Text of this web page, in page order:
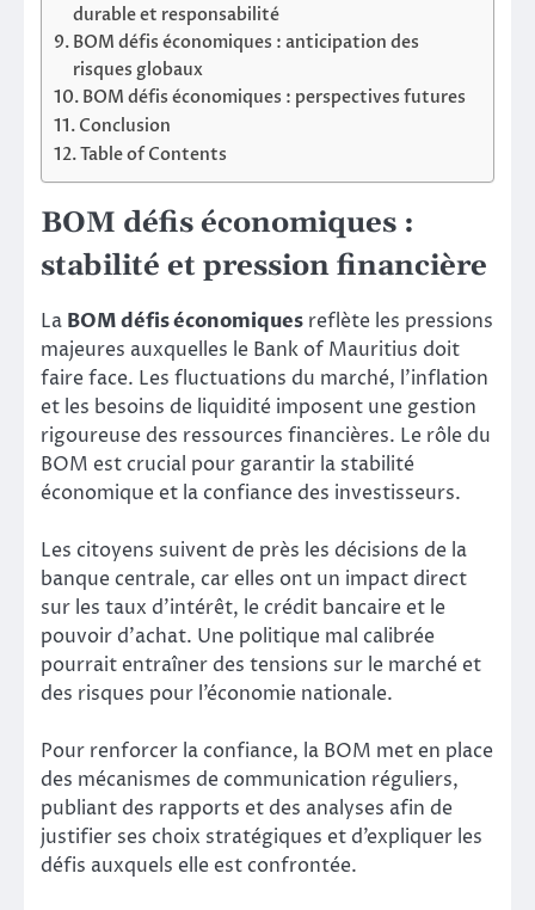
durable et responsabilité
BOM défis économiques : anticipation des
risques globaux
BOM défis économiques : perspectives futures
Conclusion
Table of Contents
BOM défis économiques :
stabilité et pression financière
La BOM défis économiques reflète les pressions
majeures auxquelles le Bank of Mauritius doit
faire face. Les fluctuations du marché, l’inflation
et les besoins de liquidité imposent une gestion
rigoureuse des ressources financières. Le rôle du
BOM est crucial pour garantir la stabilité
économique et la confiance des investisseurs.
Les citoyens suivent de près les décisions de la
banque centrale, car elles ont un impact direct
sur les taux d’intérêt, le crédit bancaire et le
pouvoir d’achat. Une politique mal calibrée
pourrait entraîner des tensions sur le marché et
des risques pour l’économie nationale.
Pour renforcer la confiance, la BOM met en place
des mécanismes de communication réguliers,
publiant des rapports et des analyses afin de
justifier ses choix stratégiques et d’expliquer les
défis auxquels elle est confrontée.